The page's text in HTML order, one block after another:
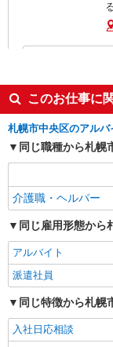
派遣社員
株式会社トラスト
キー
派遣社員
株式会社トラスト
このお仕事に
札幌市中央区のアル
同じ職種から札幌
介護職・ヘルパー
同じ雇用形態から
アルバイト
派遣社員
同じ特徴から札幌
入社日応相談